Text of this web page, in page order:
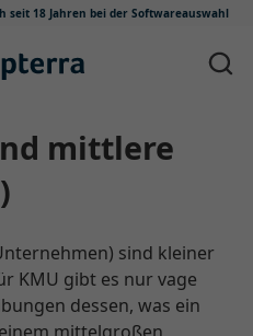
seit 18 Jahren bei der Softwareauswahl
sind kleiner
KMU gibt es nur vage
dessen, was ein